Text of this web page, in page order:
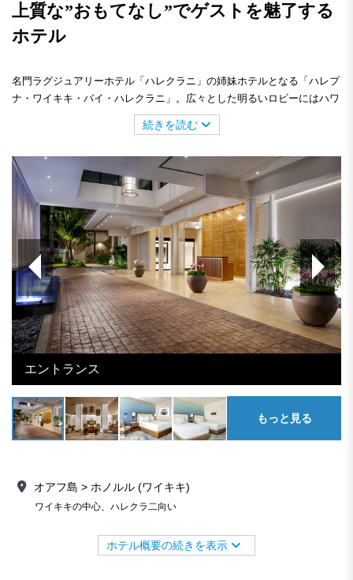
上質な”おもてなし”でゲストを魅了する
ホテル
名門ラグジュアリーホテル「ハレクラニ」の姉妹ホテルとなる「ハレプ
ナ・ワイキキ・バイ・ハレクラニ」。広々とした明るいロビーにはハワ
イゆかりのあるアーティストによるアート作品が飾られ、まるで美術館
のよう。淡い色合いのトーンで統一された落ち着いた雰囲気の客室から
ーカリーをはじめ、インフィニティプールやフィットネスセンターなど
施設も充実。洗練された心地よい空間とホスピタリティでリラックスし
た至福のひと時をお過ごしください。
続きを読む
エントランス
もっと見る
オアフ島 > ホノルル (ワイキキ)
ワイキキの中心、ハレクラ二向い
ホテル概要の続きを表示